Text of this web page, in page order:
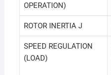
OPERATION)
ROTOR INERTIA J
SPEED REGULATION
(LOAD)